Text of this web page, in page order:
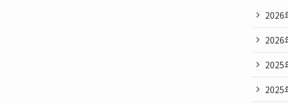
2026
2026
2025
2025